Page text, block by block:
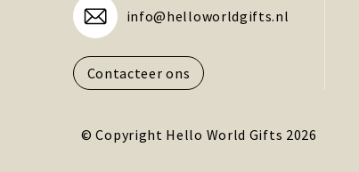
info@helloworldgifts.nl
Contacteer ons
© Copyright Hello World Gifts 2026